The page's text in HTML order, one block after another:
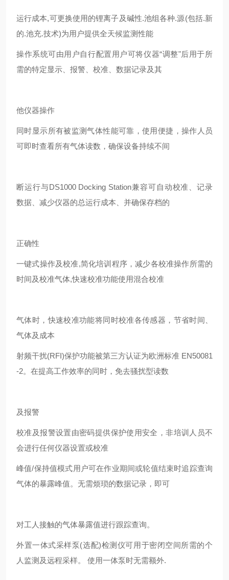
运行成本,可更换使用的锂离子及碱性.池组各种.源(包括.新
的.池充.技术)为用户提供全天候监测性能
操作系统可由用户自行配置用户可将仪器“调整"后用于所
需的特定显示、报警、校准、数据记录及其
他仪器操作
同时显示所有被监测气体性能可靠，使用便捷，操作人员
可即时查看所有气体读数，确保设备持续不间
断运行与DS1000 Docking Station兼容可自动校准、记录
数据、减少仪器的总运行成本、并确保存档的
正确性
一键式操作及校准,简化培训程序，减少各校准操作所需的
时间及校准气体,快速校准功能使用混合校准
气体时，快速校准功能将同时校准各传感器，节省时间、
气体及成本
射频干扰(RFI)保护功能被第三方认证为欧洲标准 EN50081
-2。在提高工作效率的同时，免去骚扰型读数
及报警
校准及报警设置由密码提供保护使用安全，非培训人员不
会进行任何仪器设置或校准
峰值/保持值模式用户可在作业期间或轮值结束时追踪查询
气体的暴露峰值。无需烦琐的数据记录，即可
对工人接触的气体暴露值进行跟踪查询。
外置一体式采样泵(选配)检测仪可用于密闭空间所需的个
人监测及远程采样。 使用一体泵时无需额外.